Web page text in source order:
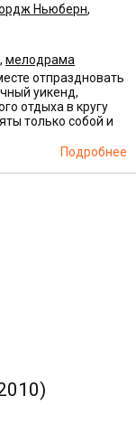
Ньюберн,
, мелодрама
отпраздновать
уикенд,
отдыха в кругу
только собой и
Подробнее